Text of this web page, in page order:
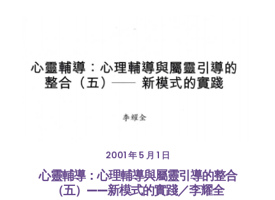
2001 年 5 月 1 日
心靈輔導：心理輔導與屬靈引導的整合
（五）——新模式的實踐／李耀全